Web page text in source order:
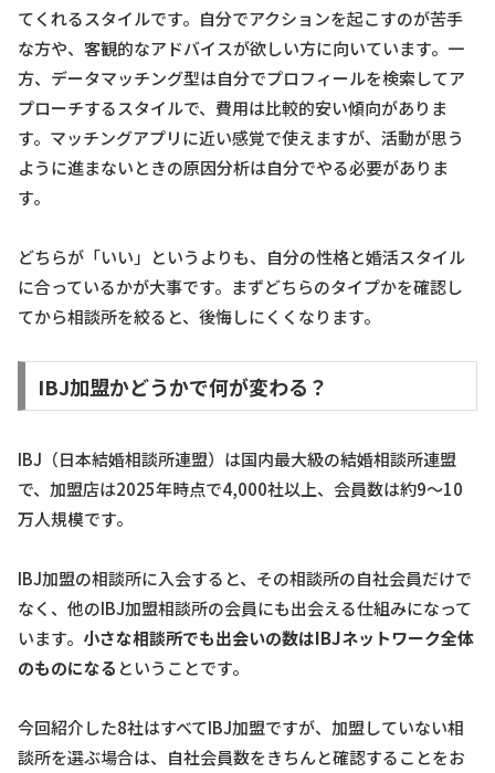
てくれるスタイルです。自分でアクションを起こすのが苦手
な方や、客観的なアドバイスが欲しい方に向いています。一
方、データマッチング型は自分でプロフィールを検索してア
プローチするスタイルで、費用は比較的安い傾向がありま
す。マッチングアプリに近い感覚で使えますが、活動が思う
ように進まないときの原因分析は自分でやる必要がありま
す。
どちらが「いい」というよりも、自分の性格と婚活スタイル
に合っているかが大事です。まずどちらのタイプかを確認し
てから相談所を絞ると、後悔しにくくなります。
IBJ加盟かどうかで何が変わる？
IBJ（日本結婚相談所連盟）は国内最大級の結婚相談所連盟
で、加盟店は2025年時点で4,000社以上、会員数は約9〜10
万人規模です。
IBJ加盟の相談所に入会すると、その相談所の自社会員だけで
なく、他のIBJ加盟相談所の会員にも出会える仕組みになって
います。 小さな相談所でも出会いの数はIBJネットワーク全体
のものになる ということです。
今回紹介した8社はすべてIBJ加盟ですが、加盟していない相
談所を選ぶ場合は、自社会員数をきちんと確認することをお